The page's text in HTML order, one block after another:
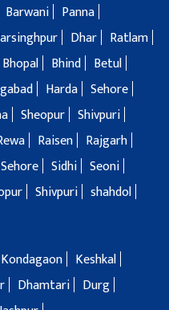
Barwani
Panna
Dhar
Ratlam
Bhopal Bhind
Betul
Harda Sehore
Sheopur Shivpuri
Raisen
Rajgarh
Sehore Sidhi Seoni
Shivpuri shahdol
Kondagaon
Keshkal
Dhamtari
Durg